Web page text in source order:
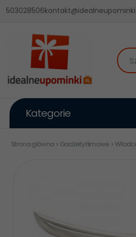
503028506
Kategorie
Strona główna Gadżety filmowe